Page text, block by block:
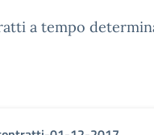
a tempo